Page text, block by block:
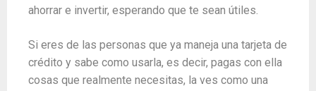
ahorrar e invertir, esperando que te sean útiles.
Si eres de las personas que ya maneja una tarjeta de
crédito y sabe como usarla, es decir, pagas con ella
cosas que realmente necesitas, la ves como una